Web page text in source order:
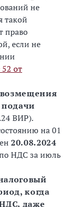
не
такой
право
если не
52 от
ВИР).
на 01
20.08.2024
НДС за июль
когда
даже